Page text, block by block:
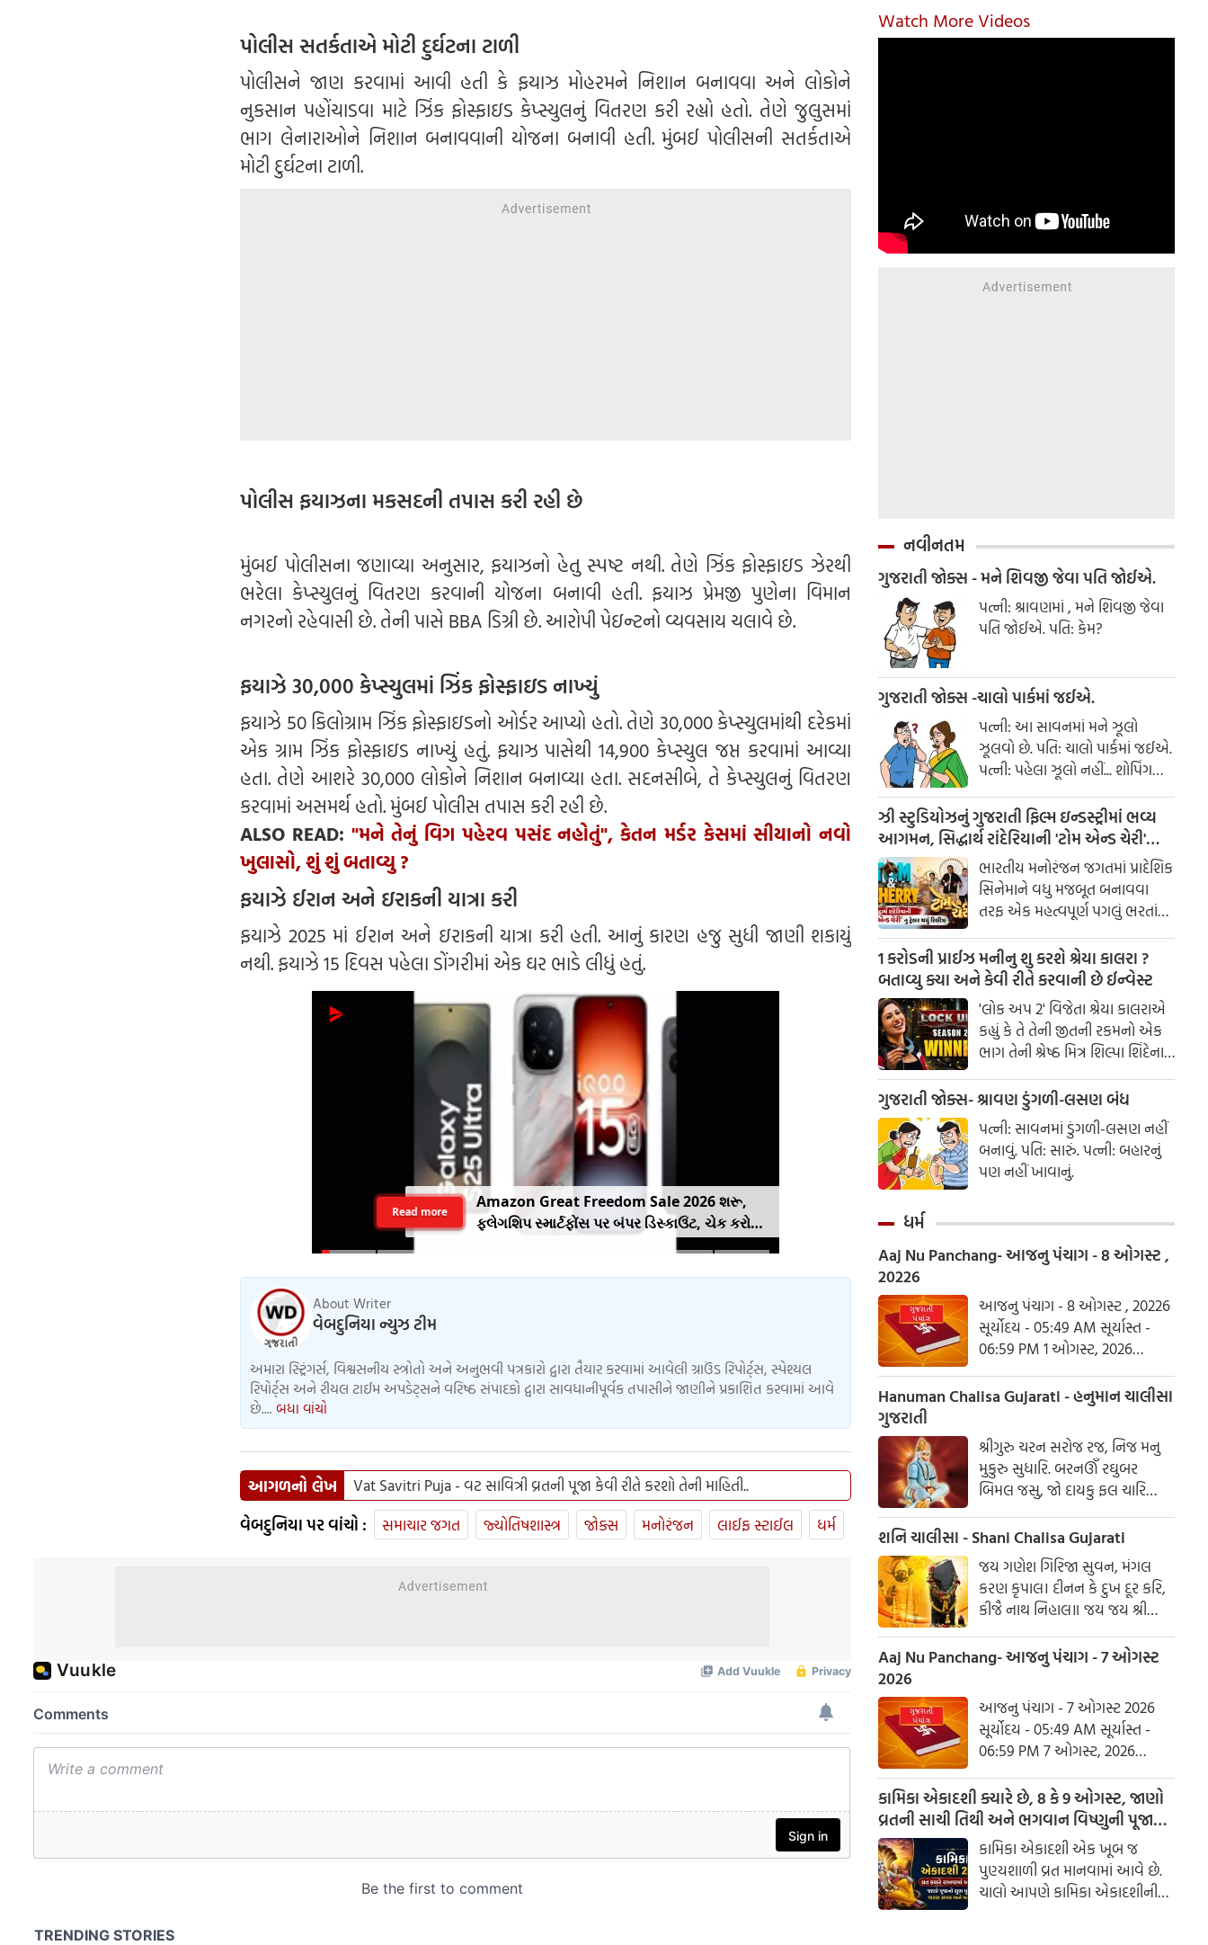
પોલીસ સતર્કતાએ મોટી દુર્ઘટના ટાળી
પોલીસને જાણ કરવામાં આવી હતી કે ફયાઝ મોહરમને નિશાન બનાવવા અને લોકોને
નુકસાન પહોંચાડવા માટે ઝિંક ફોસ્ફાઇડ કેપ્સ્યુલનું વિતરણ કરી રહ્યો હતો. તેણે જુલુસમાં
ભાગ લેનારાઓને નિશાન બનાવવાની યોજના બનાવી હતી. મુંબઈ પોલીસની સતર્કતાએ
મોટી દુર્ઘટના ટાળી.
પોલીસ ફયાઝના મકસદની તપાસ કરી રહી છે
મુંબઈ પોલીસના જણાવ્યા અનુસાર, ફયાઝનો હેતુ સ્પષ્ટ નથી. તેણે ઝિંક ફોસ્ફાઇડ ઝેરથી
ભરેલા કેપ્સ્યુલનું વિતરણ કરવાની યોજના બનાવી હતી. ફયાઝ પ્રેમજી પુણેના વિમાન
નગરનો રહેવાસી છે. તેની પાસે BBA ડિગ્રી છે. આરોપી પેઇન્ટનો વ્યવસાય ચલાવે છે.
ફયાઝે 30,000 કેપ્સ્યુલમાં ઝિંક ફોસ્ફાઇડ નાખ્યું
ફયાઝે 50 કિલોગ્રામ ઝિંક ફોસ્ફાઇડનો ઓર્ડર આપ્યો હતો. તેણે 30,000 કેપ્સ્યુલમાંથી દરેકમાં
એક ગ્રામ ઝિંક ફોસ્ફાઇડ નાખ્યું હતું. ફયાઝ પાસેથી 14,900 કેપ્સ્યુલ જપ્ત કરવામાં આવ્યા
હતા. તેણે આશરે 30,000 લોકોને નિશાન બનાવ્યા હતા. સદનસીબે, તે કેપ્સ્યુલનું વિતરણ
કરવામાં અસમર્થ હતો. મુંબઈ પોલીસ તપાસ કરી રહી છે.
ALSO READ: "મને તેનું વિગ પહેરવ પસંદ નહોતું", કેતન મર્ડર કેસમાં સીયાનો નવો
ખુલાસો, શું શું બતાવ્યુ ?
ફયાઝે ઈરાન અને ઇરાકની યાત્રા કરી
ફયાઝે 2025 માં ઈરાન અને ઇરાકની યાત્રા કરી હતી. આનું કારણ હજુ સુધી જાણી શકાયું
નથી. ફયાઝે 15 દિવસ પહેલા ડોંગરીમાં એક ઘર ભાડે લીધું હતું.
Amazon Great Freedom Sale 2026 શરૂ,
ફ્લેગશિપ સ્માર્ટફોંસ પર બંપર ડિસ્કાઉંટ, ચેક કરો
Read more
About Writer
વેબદુનિયા ન્યુઝ ટીમ
અમારા સ્ટ્રિંગર્સ, વિશ્વસનીય સ્ત્રોતો અને અનુભવી પત્રકારો દ્વારા તૈયાર કરવામાં આવેલી ગ્રાઉંડ રિપોર્ટ્સ, સ્પેશ્યલ
રિપોર્ટ્સ અને રીયલ ટાઈમ અપડેટ્સને વરિષ્ઠ સંપાદકો દ્વારા સાવધાનીપૂર્વક તપાસીને જાણીને પ્રકાશિત કરવામાં આવે
છે.... બધા વાંચો
આગળનો લેખ Vat Savitri Puja - વટ સાવિત્રી વ્રતની પૂજા કેવી રીતે કરશો તેની માહિતી..
વેબદુનિયા પર વાંચો : સમાચાર જગત જ્યોતિષશાસ્ત્ર જોક્સ મનોરંજન લાઈફ સ્ટાઈલ ધર્મ
Watch More Videos
નવીનતમ
ગુજરાતી જોક્સ - મને શિવજી જેવા પતિ જોઈએ.
પત્ની: શ્રાવણમાં , મને શિવજી જેવા
પતિ જોઈએ. પતિ: કેમ?
ગુજરાતી જોક્સ -ચાલો પાર્કમાં જઈએ.
પત્ની: આ સાવનમાં મને ઝૂલો
ઝૂલવો છે. પતિ: ચાલો પાર્કમાં જઈએ.
પત્ની: પહેલા ઝૂલો નહીં... શોપિંગ
કરાવ!
ઝી સ્ટુડિયોઝનું ગુજરાતી ફિલ્મ ઇન્ડસ્ટ્રીમાં ભવ્ય
આગમન, સિદ્ધાર્થ રાંદેરિયાની 'ટોમ એન્ડ ચેરી'
સાથે કરશે શરૂઆત; ટ્રેલર થયું રિલીઝ
ભારતીય મનોરંજન જગતમાં પ્રાદેશિક
સિનેમાને વધુ મજબૂત બનાવવા
તરફ એક મહત્વપૂર્ણ પગલું ભરતાં
ઝી સ્ટુડિયોઝે ગુજરાતી ફિલ્મ
ઇન્ડસ્ટ્રીમાં પોતાની સત્તાવાર
એન્ટ્રીની જાહેરાત કરી છે.
1 કરોડની પ્રાઈઝ મનીનુ શુ કરશે શ્રેયા કાલરા ?
બતાવ્યુ ક્યા અને કેવી રીતે કરવાની છે ઈન્વેસ્ટ
'લોક અપ 2' વિજેતા શ્રેયા કાલરાએ
કહ્યું કે તે તેની જીતની રકમનો એક
ભાગ તેની શ્રેષ્ઠ મિત્ર શિલ્પા શિંદેના
આશ્રય ગૃહમાં દાન કરશે.
ગુજરાતી જોક્સ- શ્રાવણ ડુંગળી-લસણ બંધ
પત્ની: સાવનમાં ડુંગળી-લસણ નહીં
બનાવું. પતિ: સારું. પત્ની: બહારનું
પણ નહીં ખાવાનું.
ધર્મ
Aaj Nu Panchang- આજનુ પંચાગ - 8 ઓગસ્ટ ,
20226
આજનુ પંચાગ - 8 ઓગસ્ટ , 20226
સૂર્યોદય - 05:49 AM સૂર્યાસ્ત -
06:59 PM 1 ઓગસ્ટ, 2026
શનિવાર આષાઢ વદ ત્રિજ- વિક્રમ
સંવત 2082
Hanuman Chalisa Gujarati - હનુમાન ચાલીસા
ગુજરાતી
શ્રીગુરુ ચરન સરોજ રજ, નિજ મનુ
મુકુરુ સુધારિ. બરનઊઁ રઘુબર
બિમલ જસુ, જો દાયકુ ફલ ચારિ
બુદ્ધિહીન તનુ જાનિકે, સુમિરૌં પવન-
કુમાર. બલ બુદ્ધિ બિદ્યા દેહુ મોહિં,
હરહુ કલેસ બિકાર
શનિ ચાલીસા - Shani Chalisa Gujarati
જય ગણેશ ગિરિજા સુવન, મંગલ
કરણ કૃપાલ। દીનન કે દુખ દૂર કરિ,
કીજૈ નાથ નિહાલ॥ જય જય શ્રી
શનિદેવ પ્રભુ, સુનહુ વિનય મહારાજ।
કરહુ કૃપા હે રવિ તનય, રાખહુ જન
કી લાજ॥ શનિ ચાલીસા ચૌપાઈ :
Aaj Nu Panchang- આજનુ પંચાગ - 7 ઓગસ્ટ
2026
આજનુ પંચાગ - 7 ઓગસ્ટ 2026
સૂર્યોદય - 05:49 AM સૂર્યાસ્ત -
06:59 PM 7 ઓગસ્ટ, 2026
શુક્રવાર આષાઢ વદ નોમ - વિક્રમ
સંવત 2082
કામિકા એકાદશી ક્યારે છે, 8 કે 9 ઓગસ્ટ, જાણો
વ્રતની સાચી તિથી અને ભગવાન વિષ્ણુની પૂજાનું
શુભ મુહૂર્ત
કામિકા એકાદશી એક ખૂબ જ
પુણ્યશાળી વ્રત માનવામાં આવે છે.
ચાલો આપણે કામિકા એકાદશીની